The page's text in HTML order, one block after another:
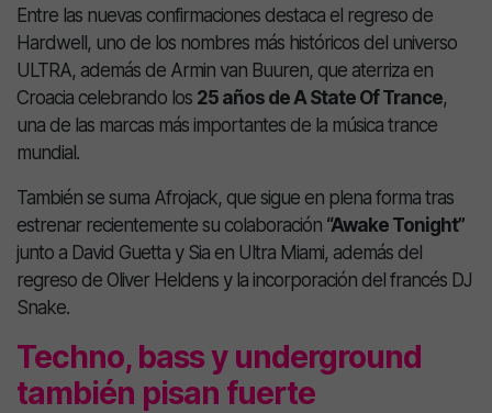
Entre las nuevas confirmaciones destaca el regreso de
Hardwell, uno de los nombres más históricos del universo
ULTRA, además de Armin van Buuren, que aterriza en
Croacia celebrando los 25 años de A State Of Trance,
una de las marcas más importantes de la música trance
mundial.
También se suma Afrojack, que sigue en plena forma tras
estrenar recientemente su colaboración “Awake Tonight”
junto a David Guetta y Sia en Ultra Miami, además del
regreso de Oliver Heldens y la incorporación del francés DJ
Snake.
Techno, bass y underground
también pisan fuerte